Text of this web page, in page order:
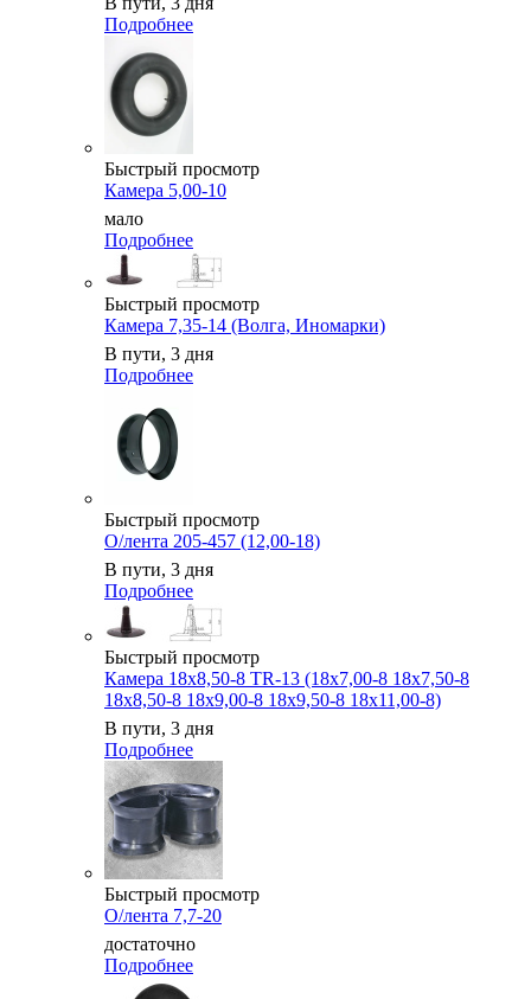
Подробнее
Быстрый просмотр
Камера 5,00-10
мало
Подробнее
Быстрый просмотр
Камера 7,35-14 (Волга, Иномарки)
В пути, 3 дня
Подробнее
Быстрый просмотр
О/лента 205-457 (12,00-18)
В пути, 3 дня
Подробнее
Быстрый просмотр
Камера 18x8,50-8 TR-13 (18x7,00-8 18x7,50-8
18x8,50-8 18x9,00-8 18x9,50-8 18x11,00-8)
В пути, 3 дня
Подробнее
Быстрый просмотр
О/лента 7,7-20
достаточно
Подробнее